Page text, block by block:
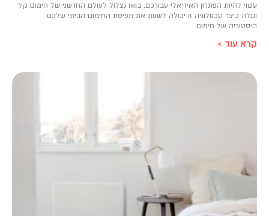
עשוי להיות הפתרון האידיאלי עבורכם. בואו נצלול לעולם החדשני של חימום קיר
ונגלה כיצד טכנולוגיה זו יכולה לשנות את תפיסת החימום הביתי שלכם.
היסטוריה של חימום
קרא עוד >